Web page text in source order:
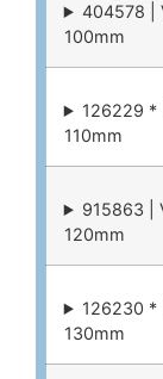
404578 |
100mm
126229 *
110mm
915863 |
120mm
126230 *
130mm